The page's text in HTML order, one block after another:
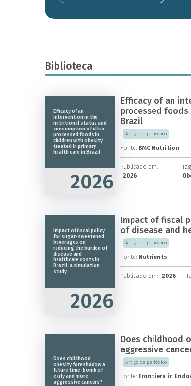
Biblioteca
Efficacy of an
intervention in the
nutritional status and
consumption of ultra-
processed foods in
children with obesity
treated in primary
health care in Brazil
2026
Efficacy of an
processed
Brazil
Artigo de periódico
Fonte: BMC Nutrition
Publicado em:
2026
Impact of fiscal policy
for sugar-sweetened
beverages on
reducing the burden of
disease and
healthcare costs in
Brazil: a simulation
study
2026
Impact of fiscal
of disease and
Artigo de periódico
Fonte: Nutrients
Publicado em: 2026
Does childhood
obesity foreshadow a
future time-bomb of
early and more
aggressive cancers?
Does childhood
aggressive
Artigo de periódico
Fonte: Frontiers in